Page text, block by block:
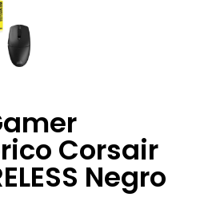
Corsair
Negro